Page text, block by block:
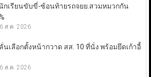
กเรียนขับขี่-ซ้อนท้ายรถจยย.สวมหมวกกัน
ส.ค. 2026
นเลือกตั้งหน้ากวาด สส. 10 ที่นั่ง พร้อมยึดเก้าอี้
ส.ค. 2026